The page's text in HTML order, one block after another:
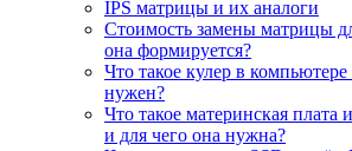
IPS матрицы и их аналоги
Стоимость замены матрицы
она формируется?
Что такое кулер в
нужен?
Что такое материнская плата
и для чего она нужна?